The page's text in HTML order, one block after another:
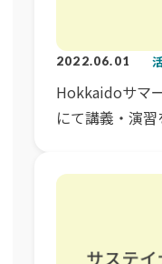
2022.06.01
Hokkaidoサマ
にて講義・演